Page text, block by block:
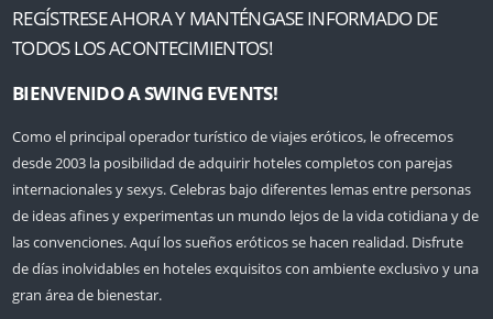
REGÍSTRESE AHORA Y MANTÉNGASE INFORMADO DE
TODOS LOS ACONTECIMIENTOS!
BIENVENIDO A SWING EVENTS!
Como el principal operador turístico de viajes eróticos, le ofrecemos
desde 2003 la posibilidad de adquirir hoteles completos con parejas
internacionales y sexys. Celebras bajo diferentes lemas entre personas
de ideas afines y experimentas un mundo lejos de la vida cotidiana y de
las convenciones. Aquí los sueños eróticos se hacen realidad. Disfrute
de días inolvidables en hoteles exquisitos con ambiente exclusivo y una
gran área de bienestar.